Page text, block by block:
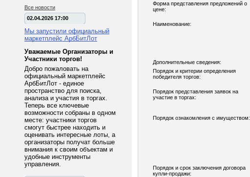
Все новости
02.04.2026 17:00
Мы запустили официальный
маркетплейс АрбБитЛот
Уважаемые Организаторы и
Участники торгов!
Добро пожаловать на
официальный маркетплейс
АрбБитЛот - единое
пространство для поиска,
анализа и участия в торгах.
Теперь все ключевые
возможности собраны в одном
месте: участники торгов
смогут быстрее находить и
оценивать интересные лоты, а
организаторы получат больше
внимания к своим объектам и
удобные инструменты
управления.
Форма представления предложений о
цене:
Наименование:
Дополнительные сведения:
Порядок и критерии определения
победителя торгов:
Порядок представления заявок на
участие в торгах:
Порядок ознакомления с имуществом:
Порядок и срок заключения договора
купли-продажи: